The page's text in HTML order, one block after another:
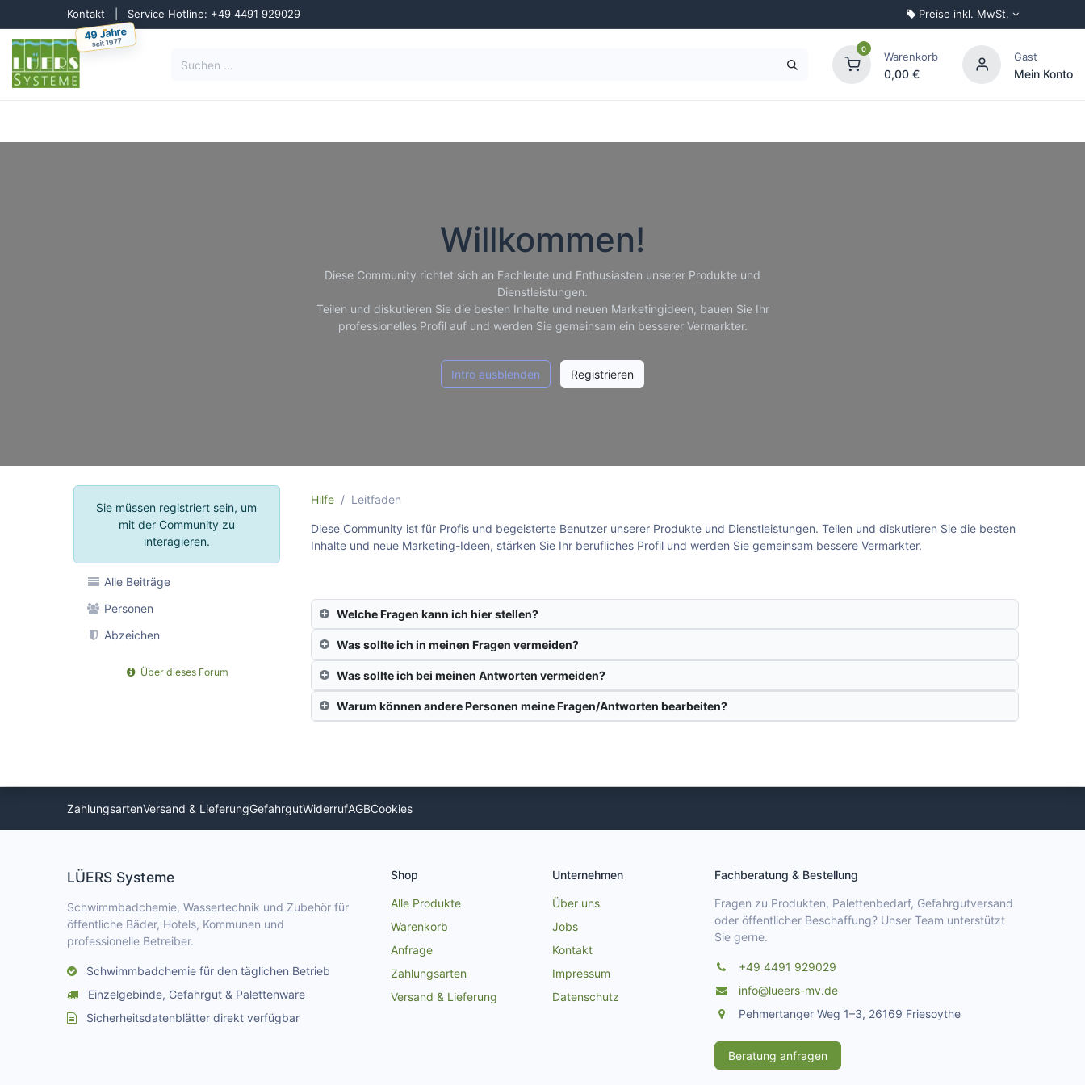
Zum Inhalt springen
Kontakt Service Hotline: +49 4491 929029 Preise inkl. MwSt.
49 Jahre
seit 1977
0
Warenkorb
0,00 €
Gast
Mein Konto
Willkommen!
Diese Community richtet sich an Fachleute und Enthusiasten unserer Produkte und
Dienstleistungen.
Teilen und diskutieren Sie die besten Inhalte und neuen Marketingideen, bauen Sie Ihr
professionelles Profil auf und werden Sie gemeinsam ein besserer Vermarkter.
Intro ausblenden Registrieren
Sie müssen registriert sein, um
mit der Community zu
interagieren.
Alle Beiträge
Personen
Abzeichen
Über dieses Forum
Hilfe Leitfaden
Diese Community ist für Profis und begeisterte Benutzer unserer Produkte und Dienstleistungen. Teilen und diskutieren Sie die besten
Inhalte und neue Marketing-Ideen, stärken Sie Ihr berufliches Profil und werden Sie gemeinsam bessere Vermarkter.
Welche Fragen kann ich hier stellen?
Was sollte ich in meinen Fragen vermeiden?
Was sollte ich bei meinen Antworten vermeiden?
Warum können andere Personen meine Fragen/Antworten bearbeiten?
ZahlungsartenVersand & LieferungGefahrgutWiderrufAGBCookies
LÜERS Systeme
Schwimmbadchemie, Wassertechnik und Zubehör für
öffentliche Bäder, Hotels, Kommunen und
professionelle Betreiber.
Schwimmbadchemie für den täglichen Betrieb
Einzelgebinde, Gefahrgut & Palettenware
Sicherheitsdatenblätter direkt verfügbar
Shop
Alle Produkte
Warenkorb
Anfrage
Zahlungsarten
Versand & Lieferung
Unternehmen
Über uns
Jobs
Kontakt
Impressum
Datenschutz
Fachberatung & Bestellung
Fragen zu Produkten, Palettenbedarf, Gefahrgutversand
oder öffentlicher Beschaffung? Unser Team unterstützt
Sie gerne.
+49 4491 929029
info@lueers-mv.de
Pehmertanger Weg 1–3, 26169 Friesoythe
Beratung anfragen